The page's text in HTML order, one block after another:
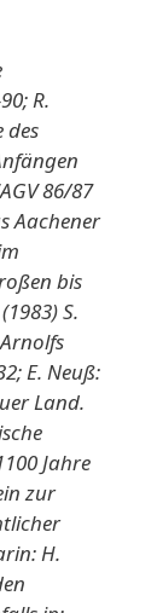
R.
des
86/87
Aachener
bis
S.
E. Neuß:
Land.
Jahre
zur
H.